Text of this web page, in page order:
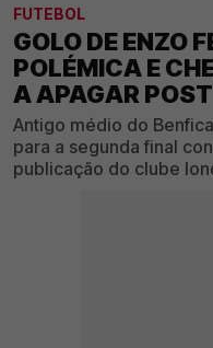
FUTEBOL
GOLO DE ENZO
POLÉMICA E
A APAGAR POST
Antigo médio do
para a segunda final
publicação do clube